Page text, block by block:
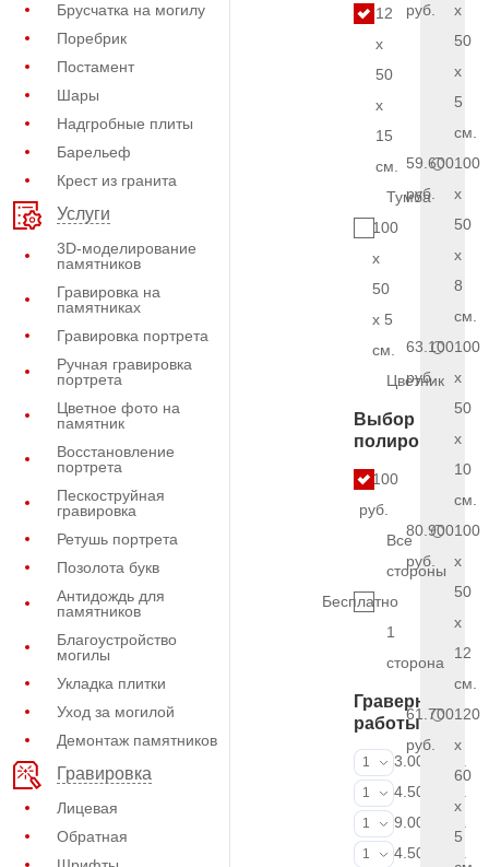
Брусчатка на могилу
Поребрик
Постамент
Шары
Надгробные плиты
Барельеф
Крест из гранита
Услуги
3D-моделирование
памятников
Гравировка на
памятниках
Гравировка портрета
Ручная гравировка
портрета
Цветное фото на
памятник
Восстановление
портрета
Пескоструйная
гравировка
Ретушь портрета
Позолота букв
Антидождь для
памятников
Благоустройство
могилы
Укладка плитки
Уход за могилой
Демонтаж памятников
Гравировка
Лицевая
Обратная
12
x
50
x
15
см.
Тумба
100
x
50
x 5
см.
Цветник
Выбор
полировки
5.100
руб.
Все
стороны
Бесплатно
1
сторона
Граверные
работы
ФИО и даты
1
3.000 руб.
ФИО и даты
1
4.500 руб.
ФИО и даты
1
9.000 руб.
Портрет
1
4.500 руб.
руб.
x
50
x
5
см.
59.600
руб.
100
x
50
x
8
см.
63.100
руб.
100
x
50
x
10
см.
80.900
руб.
100
x
50
x
12
см.
61.700
руб.
120
x
60
x
5